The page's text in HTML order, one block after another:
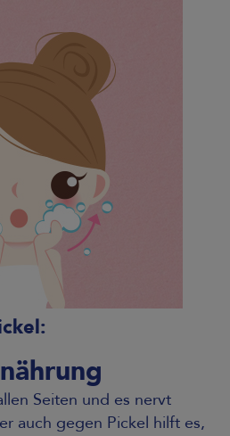
Seiten und es nervt
auch gegen Pickel hilft es,